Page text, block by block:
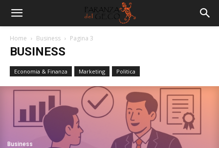
Home Business Pagina 3
BUSINESS
Economia & Finanza Marketing Politica
Business